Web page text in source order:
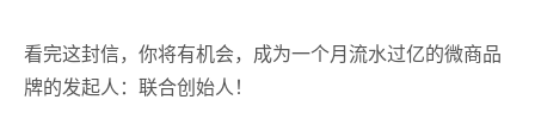
看完这封信，你将有机会，成为一个月流水过亿的微商品
牌的发起人：联合创始人！